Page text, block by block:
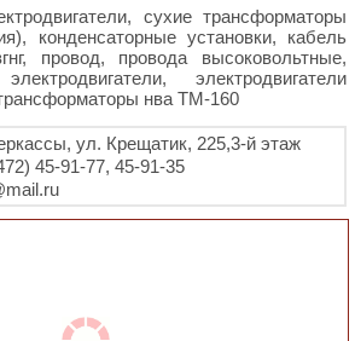
сухие трансформаторы
конденсаторные установки, кабель
провод, провода высоковольтные,
электродвигатели
нва ТМ-160
ул. Крещатик, 225,3-й этаж
45-91-77, 45-91-35